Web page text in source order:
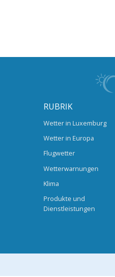
RUBRIK
Wetter in Luxemburg
Wetter in Europa
Flugwetter
Wetterwarnungen
Klima
Produkte und
Dienstleistungen